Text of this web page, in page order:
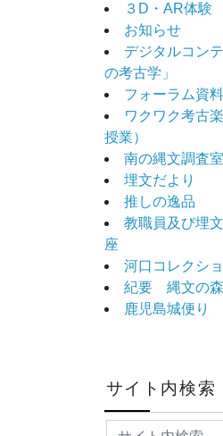
３D・AR体験
お知らせ
デジタルコン
の考古学」
フォーラム資
ワクワク考古
授業）
南の縄文調査
埋文だより
推しの逸品
教職員及び埋
座
河口コレクシ
紀要 縄文の森
鹿児島城便り
サイト内検索